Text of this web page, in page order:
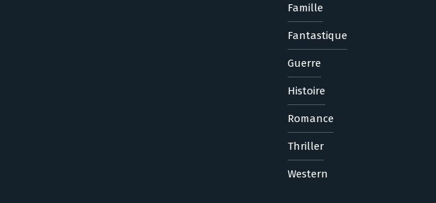
Famille
Fantastique
Guerre
Histoire
Romance
Thriller
Western